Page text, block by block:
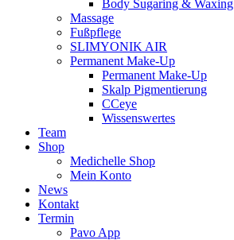
Body Sugaring & Waxing
Massage
Fußpflege
SLIMYONIK AIR
Permanent Make-Up
Permanent Make-Up
Skalp Pigmentierung
CCeye
Wissenswertes
Team
Shop
Medichelle Shop
Mein Konto
News
Kontakt
Termin
Pavo App